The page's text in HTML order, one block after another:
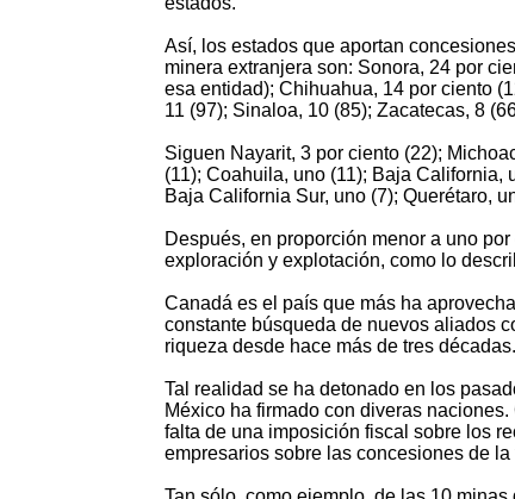
Así, los estados que aportan
minera extranjera son: Sonora, 24 por
esa entidad); Chihuahua, 14 por ciento
11 (97); Sinaloa, 10 (85); Zacatecas, 8
Siguen Nayarit, 3 por ciento (22);
(11); Coahuila, uno (11); Baja California,
Baja California Sur, uno (7); Querétaro,
Después, en proporción menor a uno
exploración y explotación, como lo
Canadá es el país que más ha
constante búsqueda de nuevos aliados
riqueza desde hace más de tres décadas.
Tal realidad se ha detonado en los
México ha firmado con diveras
falta de una imposición fiscal sobre los
empresarios sobre las concesiones de la